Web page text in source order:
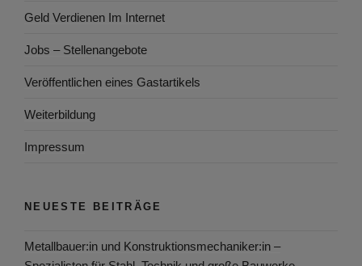
Geld Verdienen Im Internet
Jobs – Stellenangebote
Veröffentlichen eines Gastartikels
Weiterbildung
Impressum
NEUESTE BEITRÄGE
Metallbauer:in und Konstruktionsmechaniker:in –